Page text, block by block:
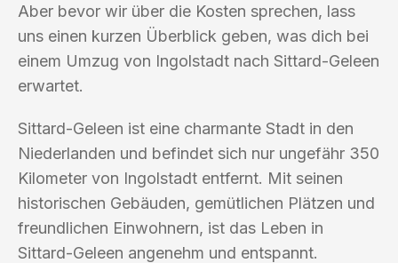
Aber bevor wir über die Kosten sprechen, lass
uns einen kurzen Überblick geben, was dich bei
einem Umzug von Ingolstadt nach Sittard-Geleen
erwartet.
Sittard-Geleen ist eine charmante Stadt in den
Niederlanden und befindet sich nur ungefähr 350
Kilometer von Ingolstadt entfernt. Mit seinen
historischen Gebäuden, gemütlichen Plätzen und
freundlichen Einwohnern, ist das Leben in
Sittard-Geleen angenehm und entspannt.